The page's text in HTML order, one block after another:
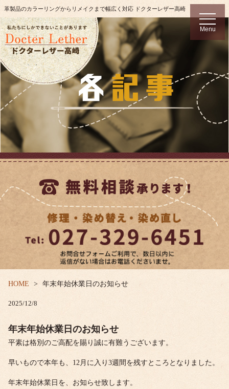
革製品のカラーリングからリメイクまで幅広く対応 ドクターレザー高崎
t
o
g
g
a
i
o
Menu
HOME 年末年始休業日のお知らせ
2025/12/8
年末年始休業日のお知らせ
平素は格別のご高配を賜り誠に有難うございます。
早いもので本年も、12月に入り3週間を残すところとなりました。
年末年始休業日を、お知らせ致します。